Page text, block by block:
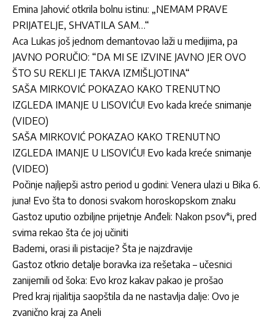
Emina Jahović otkrila bolnu istinu: „NEMAM PRAVE
PRIJATELJE, SHVATILA SAM…“
Aca Lukas još jednom demantovao laži u medijima, pa
JAVNO PORUČIO: “DA MI SE IZVINE JAVNO JER OVO
ŠTO SU REKLI JE TAKVA IZMIŠLJOTINA“
SAŠA MIRKOVIĆ POKAZAO KAKO TRENUTNO
IZGLEDA IMANJE U LISOVIĆU! Evo kada kreće snimanje
(VIDEO)
SAŠA MIRKOVIĆ POKAZAO KAKO TRENUTNO
IZGLEDA IMANJE U LISOVIĆU! Evo kada kreće snimanje
(VIDEO)
Počinje najljepši astro period u godini: Venera ulazi u Bika 6.
juna! Evo šta to donosi svakom horoskopskom znaku
Gastoz uputio ozbiljne prijetnje Anđeli: Nakon psov*i, pred
svima rekao šta će joj učiniti
Bademi, orasi ili pistacije? Šta je najzdravije
Gastoz otkrio detalje boravka iza rešetaka – učesnici
zanijemili od šoka: Evo kroz kakav pakao je prošao
Pred kraj rijalitija saopštila da ne nastavlja dalje: Ovo je
zvanično kraj za Aneli